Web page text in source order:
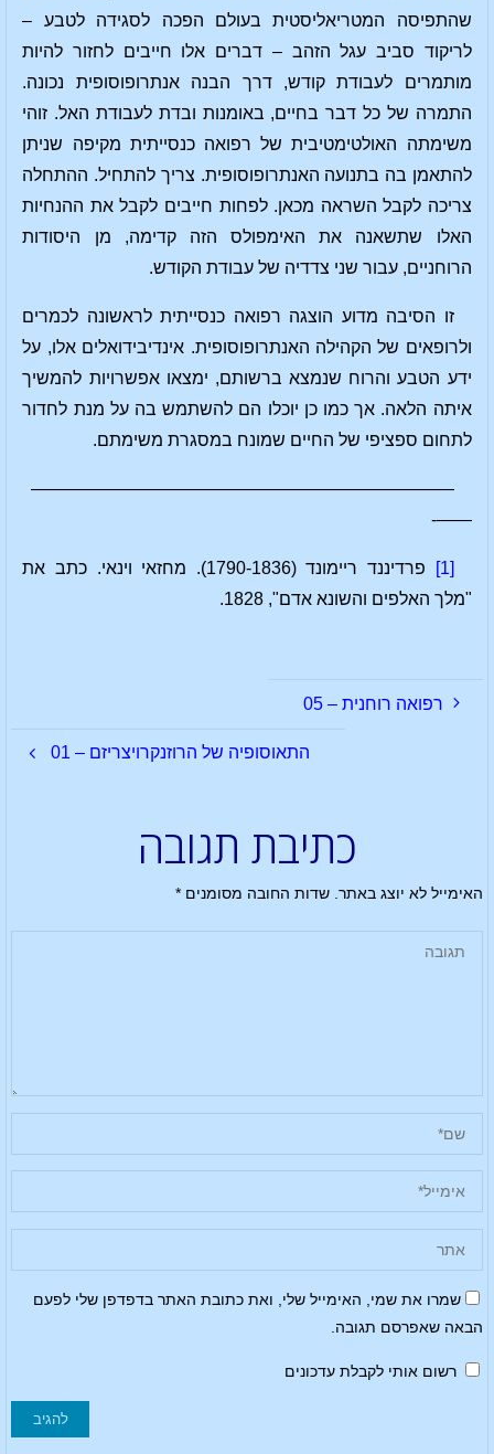
שהתפיסה המטריאליסטית בעולם הפכה לסגידה לטבע –
לריקוד סביב עגל הזהב – דברים אלו חייבים לחזור להיות
מותמרים לעבודת קודש, דרך הבנה אנתרופוסופית נכונה.
התמרה של כל דבר בחיים, באומנות ובדת לעבודת האל. זוהי
משימתה האולטימטיבית של רפואה כנסייתית מקיפה שניתן
להתאמן בה בתנועה האנתרופוסופית. צריך להתחיל. ההתחלה
צריכה לקבל השראה מכאן. לפחות חייבים לקבל את ההנחיות
האלו שתשאנה את האימפולס הזה קדימה, מן היסודות
הרוחניים, עבור שני צדדיה של עבודת הקודש.
זו הסיבה מדוע הוצגה רפואה כנסייתית לראשונה לכמרים
ולרופאים של הקהילה האנתרופוסופית. אינדיבידואלים אלו, על
ידע הטבע והרוח שנמצא ברשותם, ימצאו אפשרויות להמשיך
איתה הלאה. אך כמו כן יוכלו הם להשתמש בה על מנת לחדור
לתחום ספציפי של החיים שמונח במסגרת משימתם.
————————————————————————
——-
[1]
פרדיננד ריימונד (1790-1836). מחזאי וינאי. כתב את
"מלך האלפים והשונא אדם", 1828.
רפואה רוחנית – 05
התאוסופיה של הרוזנקרויצריזם – 01
כתיבת תגובה
האימייל לא יוצג באתר. שדות החובה מסומנים*
שמרו את שמי, האימייל שלי, ואת כתובת האתר בדפדפן שלי לפעם
הבאה שאפרסם תגובה.
רשום אותי לקבלת עדכונים